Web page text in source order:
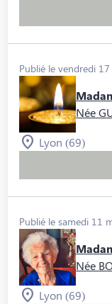
Publié le vendredi
Née
Lyon (69)
Publié le samedi 11
Née
Lyon (69)